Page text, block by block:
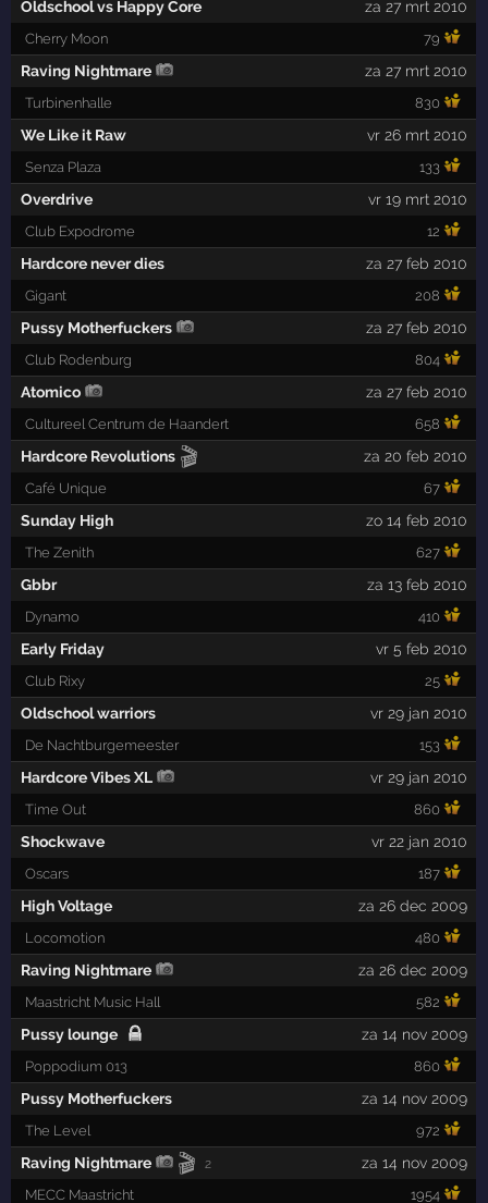
Oldschool vs Happy Core za 27 mrt 2010
Cherry Moon 79
Raving Nightmare za 27 mrt 2010
Turbinenhalle 830
We Like it Raw vr 26 mrt 2010
Senza Plaza 133
Overdrive vr 19 mrt 2010
Club Expodrome 12
Hardcore never dies za 27 feb 2010
Gigant 208
Pussy Motherfuckers za 27 feb 2010
Club Rodenburg 804
Atomico za 27 feb 2010
Cultureel Centrum de Haandert 658
Hardcore Revolutions 🎬 za 20 feb 2010
Café Unique 67
Sunday High zo 14 feb 2010
The Zenith 627
Gbbr za 13 feb 2010
Dynamo 410
Early Friday vr 5 feb 2010
Club Rixy 25
Oldschool warriors vr 29 jan 2010
De Nachtburgemeester 153
Hardcore Vibes XL vr 29 jan 2010
Time Out 860
Shockwave vr 22 jan 2010
Oscars 187
High Voltage za 26 dec 2009
Locomotion 480
Raving Nightmare za 26 dec 2009
Maastricht Music Hall 582
Pussy lounge za 14 nov 2009
Poppodium 013 860
Pussy Motherfuckers za 14 nov 2009
The Level 972
Raving Nightmare 🎬 2 za 14 nov 2009
MECC Maastricht 1954